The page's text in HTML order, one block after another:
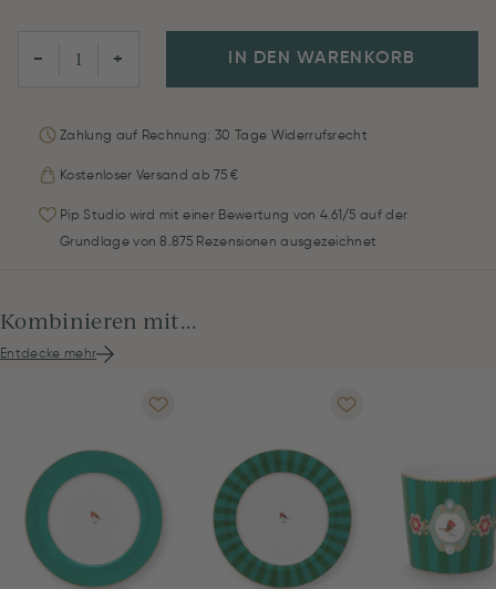
− + IN DEN WARENKORB
Zahlung auf Rechnung: 30 Tage Widerrufsrecht
Kostenloser Versand ab 75 €
Pip Studio wird mit einer Bewertung von 4.61/5 auf der
Grundlage von 8.875 Rezensionen ausgezeichnet
Kombinieren mit...
Entdecke mehr